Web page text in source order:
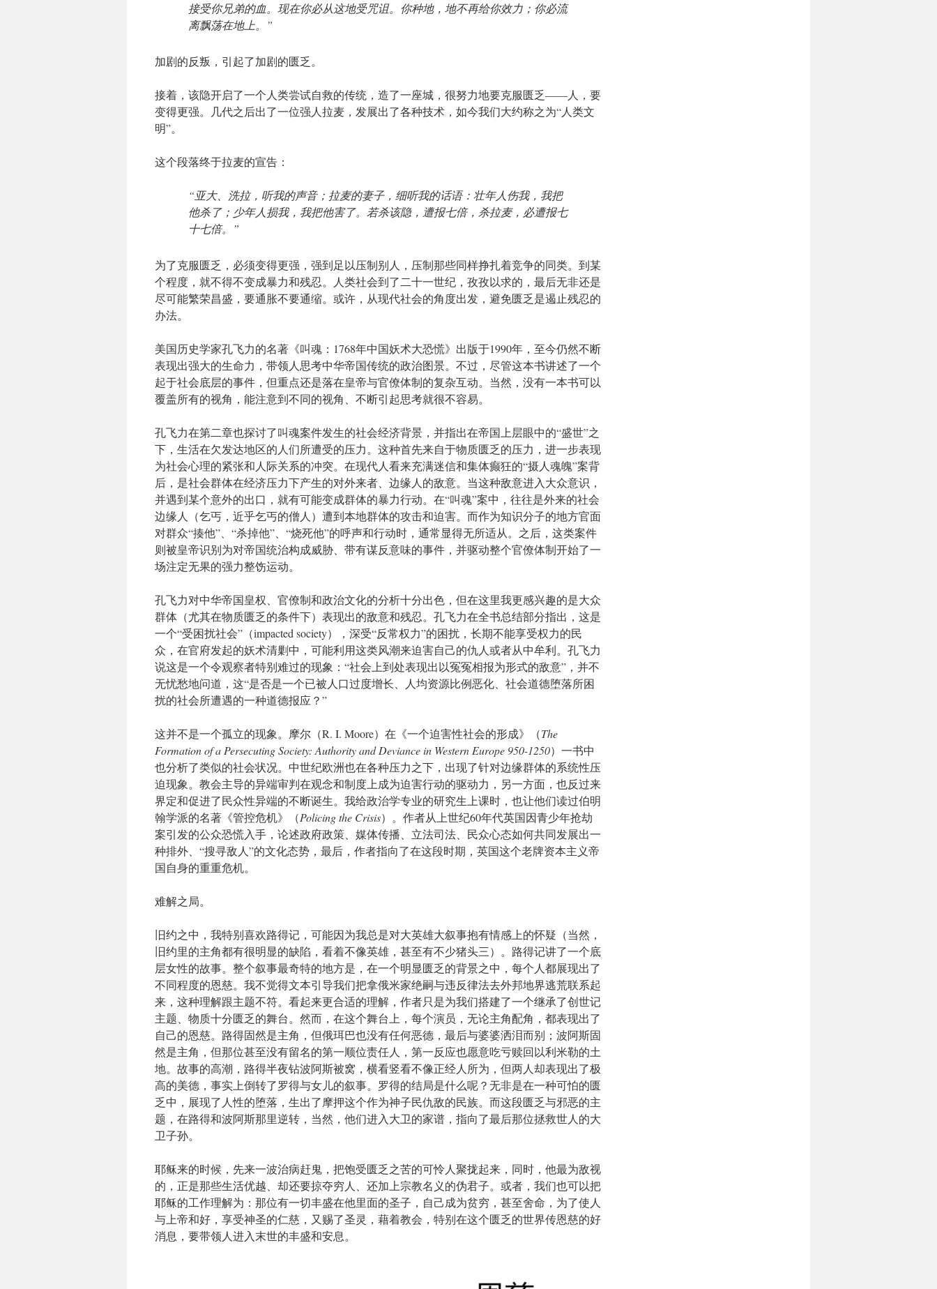
接受你兄弟的血。现在你必从这地受咒诅。你种地，地不再给你效力；你必流
离飘荡在地上。”
加剧的反叛，引起了加剧的匮乏。
接着，该隐开启了一个人类尝试自救的传统，造了一座城，很努力地要克服匮乏——人，要
变得更强。几代之后出了一位强人拉麦，发展出了各种技术，如今我们大约称之为“人类文
明”。
这个段落终于拉麦的宣告：
“亚大、洗拉，听我的声音；拉麦的妻子，细听我的话语：壮年人伤我，我把
他杀了；少年人损我，我把他害了。若杀该隐，遭报七倍，杀拉麦，必遭报七
十七倍。”
为了克服匮乏，必须变得更强，强到足以压制别人，压制那些同样挣扎着竞争的同类。到某
个程度，就不得不变成暴力和残忍。人类社会到了二十一世纪，孜孜以求的，最后无非还是
尽可能繁荣昌盛，要通胀不要通缩。或许，从现代社会的角度出发，避免匮乏是遏止残忍的
办法。
美国历史学家孔飞力的名著《叫魂：1768年中国妖术大恐慌》出版于1990年，至今仍然不断
表现出强大的生命力，带领人思考中华帝国传统的政治图景。不过，尽管这本书讲述了一个
起于社会底层的事件，但重点还是落在皇帝与官僚体制的复杂互动。当然，没有一本书可以
覆盖所有的视角，能注意到不同的视角、不断引起思考就很不容易。
孔飞力在第二章也探讨了叫魂案件发生的社会经济背景，并指出在帝国上层眼中的“盛世”之
下，生活在欠发达地区的人们所遭受的压力。这种首先来自于物质匮乏的压力，进一步表现
为社会心理的紧张和人际关系的冲突。在现代人看来充满迷信和集体癫狂的“摄人魂魄”案背
后，是社会群体在经济压力下产生的对外来者、边缘人的敌意。当这种敌意进入大众意识，
并遇到某个意外的出口，就有可能变成群体的暴力行动。在“叫魂”案中，往往是外来的社会
边缘人（乞丐，近乎乞丐的僧人）遭到本地群体的攻击和迫害。而作为知识分子的地方官面
对群众“揍他”、“杀掉他”、“烧死他”的呼声和行动时，通常显得无所适从。之后，这类案件
则被皇帝识别为对帝国统治构成威胁、带有谋反意味的事件，并驱动整个官僚体制开始了一
场注定无果的强力整饬运动。
孔飞力对中华帝国皇权、官僚制和政治文化的分析十分出色，但在这里我更感兴趣的是大众
群体（尤其在物质匮乏的条件下）表现出的敌意和残忍。孔飞力在全书总结部分指出，这是
一个“受困扰社会”（impacted society），深受“反常权力”的困扰，长期不能享受权力的民
众，在官府发起的妖术清剿中，可能利用这类风潮来迫害自己的仇人或者从中牟利。孔飞力
说这是一个令观察者特别难过的现象：“社会上到处表现出以冤冤相报为形式的敌意”，并不
无忧愁地问道，这“是否是一个已被人口过度增长、人均资源比例恶化、社会道德堕落所困
扰的社会所遭遇的一种道德报应？”
这并不是一个孤立的现象。摩尔（R. I. Moore）在《一个迫害性社会的形成》（The
Formation of a Persecuting Society: Authority and Deviance in Western Europe 950-1250）一书中
也分析了类似的社会状况。中世纪欧洲也在各种压力之下，出现了针对边缘群体的系统性压
迫现象。教会主导的异端审判在观念和制度上成为迫害行动的驱动力，另一方面，也反过来
界定和促进了民众性异端的不断诞生。我给政治学专业的研究生上课时，也让他们读过伯明
翰学派的名著《管控危机》（Policing the Crisis）。作者从上世纪60年代英国因青少年抢劫
案引发的公众恐慌入手，论述政府政策、媒体传播、立法司法、民众心态如何共同发展出一
种排外、“搜寻敌人”的文化态势，最后，作者指向了在这段时期，英国这个老牌资本主义帝
国自身的重重危机。
难解之局。
旧约之中，我特别喜欢路得记，可能因为我总是对大英雄大叙事抱有情感上的怀疑（当然，
旧约里的主角都有很明显的缺陷，看着不像英雄，甚至有不少猪头三）。路得记讲了一个底
层女性的故事。整个叙事最奇特的地方是，在一个明显匮乏的背景之中，每个人都展现出了
不同程度的恩慈。我不觉得文本引导我们把拿俄米家绝嗣与违反律法去外邦地界逃荒联系起
来，这种理解跟主题不符。看起来更合适的理解，作者只是为我们搭建了一个继承了创世记
主题、物质十分匮乏的舞台。然而，在这个舞台上，每个演员，无论主角配角，都表现出了
自己的恩慈。路得固然是主角，但俄珥巴也没有任何恶德，最后与婆婆洒泪而别；波阿斯固
然是主角，但那位甚至没有留名的第一顺位责任人，第一反应也愿意吃亏赎回以利米勒的土
地。故事的高潮，路得半夜钻波阿斯被窝，横看竖看不像正经人所为，但两人却表现出了极
高的美德，事实上倒转了罗得与女儿的叙事。罗得的结局是什么呢？无非是在一种可怕的匮
乏中，展现了人性的堕落，生出了摩押这个作为神子民仇敌的民族。而这段匮乏与邪恶的主
题，在路得和波阿斯那里逆转，当然，他们进入大卫的家谱，指向了最后那位拯救世人的大
卫子孙。
耶稣来的时候，先来一波治病赶鬼，把饱受匮乏之苦的可怜人聚拢起来，同时，他最为敌视
的，正是那些生活优越、却还要掠夺穷人、还加上宗教名义的伪君子。或者，我们也可以把
耶稣的工作理解为：那位有一切丰盛在他里面的圣子，自己成为贫穷，甚至舍命，为了使人
与上帝和好，享受神圣的仁慈，又赐了圣灵，藉着教会，特别在这个匮乏的世界传恩慈的好
消息，要带领人进入末世的丰盛和安息。